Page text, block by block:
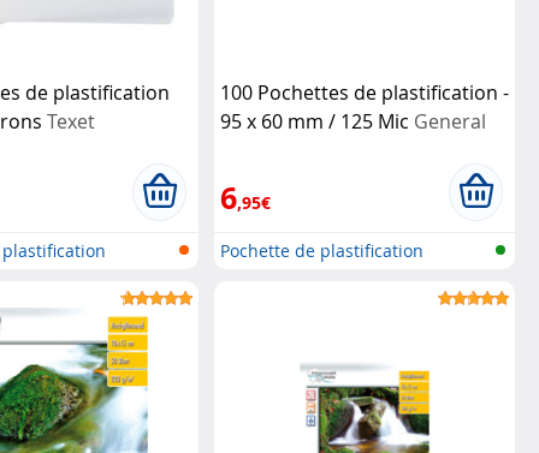
de plastification
Texet
100 Pochettes de plastification -
95 x 60 mm / 125 Mic General
6,95€
Pochette de plastification